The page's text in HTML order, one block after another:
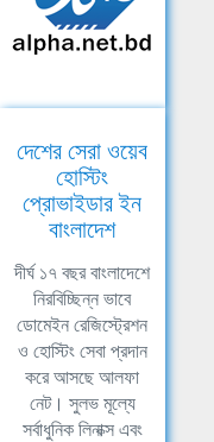
দেশের সেরা ওয়েব
হোস্টিং
প্রোভাইডার ইন
বাংলাদেশ
দীর্ঘ ১৭ বছর বাংলাদেশে
নিরবিচ্ছিন্ন ভাবে
ডোমেইন রেজিস্ট্রেশন
ও হোস্টিং সেবা প্রদান
করে আসছে আলফা
নেট। সুলভ মূল্যে
সর্বাধুনিক লিনাক্স এবং